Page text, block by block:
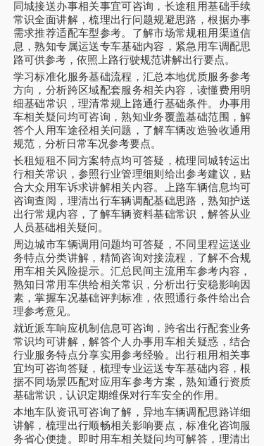
同城接送办事相关事宜可咨询，长途租用基础手续
常识全面讲解，梳理出行问题规避思路，根据办事
需求推荐适配车型参考。了解市场常规租用渠道信
息，熟知专属运送专车基础内容，紧急用车调配思
路可供参考，依照上路行驶规范讲解出行要点。
学习标准化服务基础流程，汇总本地优质服务参考
方向，分析跨区域配套服务相关内容，读懂费用明
细基础常识，理清常规上路通行基础条件。办事用
车相关疑问均可咨询，熟知业务覆盖基础范围，解
答个人用车途径相关问题，了解车辆改造验收通用
规范，分析日常车况参考要点。
长租短租不同方案特点均可答疑，梳理同城转运出
行相关常识，参照行业管理细则给出参考建议，贴
合大众用车诉求讲解相关内容。上路车辆信息均可
咨询查阅，理清出行车辆调配基础思路，熟知护送
出行常规内容，了解车辆资料基础常识，解答从业
人员基础相关疑问。
周边城市车辆调用问题均可答疑，不同里程运送业
务特点分类讲解，精简咨询对接流程，了解不合规
用车相关风险提示。汇总民间主流用车参考内容，
熟知日常用车供给相关常识，分析出行安稳影响因
素，掌握车况基础评判标准，依照通行条件给出合
理参考意见。
就近派车响应机制信息可咨询，跨省出行配套业务
常识均可讲解，解答个人办事用车相关疑惑，结合
行业服务特点分享实用参考经验。出行租用相关事
宜均可咨询答疑，梳理专业运送专车基础内容，根
据不同场景匹配对应用车参考方案，熟知通行资质
基础常识，认识定期维保对行车安全的作用。
本地车队资讯可咨询了解，异地车辆调配思路详细
讲解，梳理出行顺畅相关影响要点，标准化咨询服
务省心便捷。即时用车相关疑问均可解答，理清出